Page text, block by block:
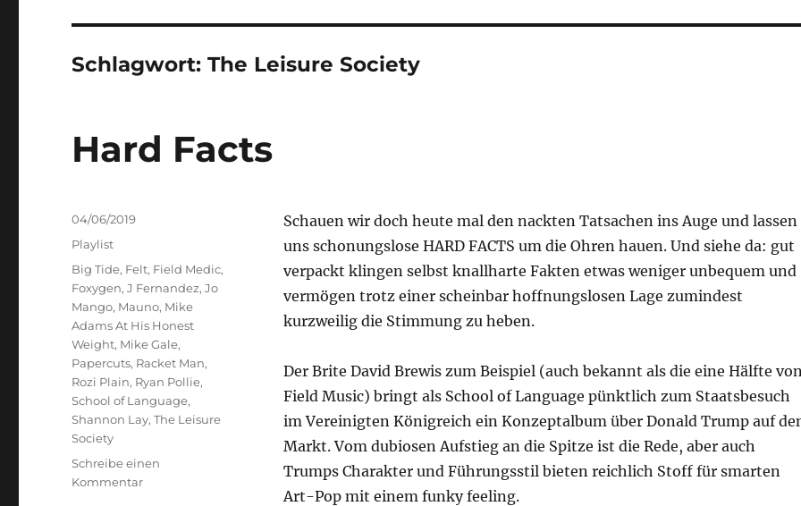
Schlagwort:The Leisure Society
Hard Facts
Schauen wir doch heute mal den nackten Tatsachen ins Auge und lassen
uns schonungslose HARD FACTS um die Ohren hauen. Und siehe da: gut
verpackt klingen selbst knallharte Fakten etwas weniger unbequem und
vermögen trotz einer scheinbar hoffnungslosen Lage zumindest
kurzweilig die Stimmung zu heben.
Der Brite David Brewis zum Beispiel (auch bekannt als die eine Hälfte
Field Music) bringt als School of Language pünktlich zum Staatsbesuch
im Vereinigten Königreich ein Konzeptalbum über Donald Trump auf
Markt. Vom dubiosen Aufstieg an die Spitze ist die Rede, aber auch
Trumps Charakter und Führungsstil bieten reichlich Stoff für smarten
Art-Pop mit einem funky feeling.
Veröffentlicht
am
04/06/2019
Kategorien
Playlist
Schlagwörter
Big Tide, Felt, Field Medic,
Foxygen,J Fernandez,Jo
Mango, Mauno, Mike
Adams At His Honest
Weight, Mike Gale,
Papercuts, Racket Man,
Rozi Plain, Ryan Pollie,
School of Language,
Shannon Lay,The Leisure
Society
Schreibe einen
Kommentarzu